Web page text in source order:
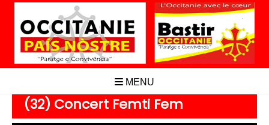
Aller
contenu
MENU
(32) Concert Femti Fem